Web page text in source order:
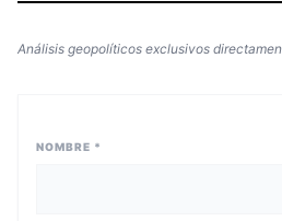
Análisis geopolíticos exclusivos
NOMBRE *